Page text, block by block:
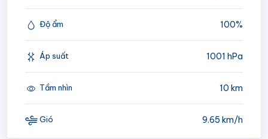
Độ ẩm 100%
Áp suất 1001 hPa
Tầm nhìn 10 km
Gió 9.65 km/h